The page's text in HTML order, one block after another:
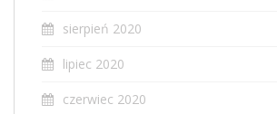
sierpień 2020
lipiec 2020
czerwiec 2020